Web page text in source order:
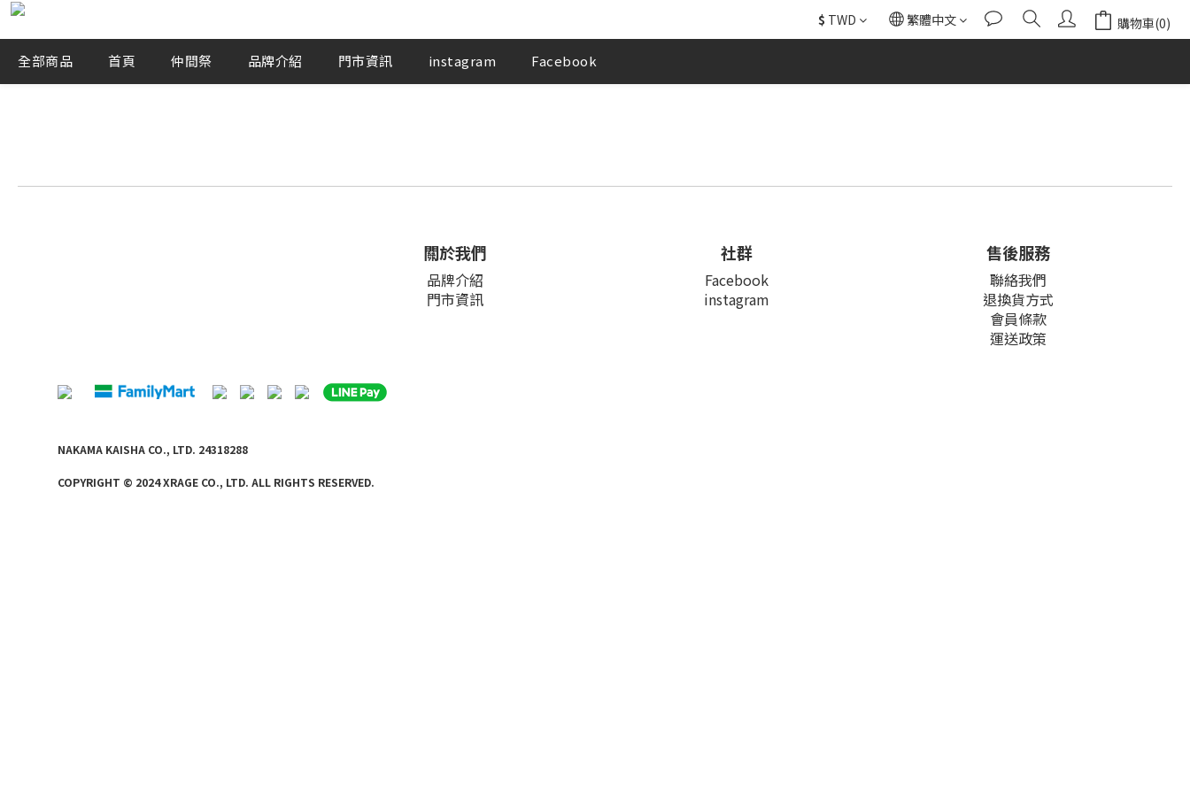
$ TWD 繁體中文 購物車(0)
全部商品 首頁 仲間祭 品牌介紹 門市資訊 instagram Facebook
關於我們
品牌介紹
門市資訊
社群
Facebook
instagram
售後服務
聯絡我們
退換貨方式
會員條款
運送政策
NAKAMA KAISHA CO., LTD. 24318288
COPYRIGHT © 2024 XRAGE CO., LTD. ALL RIGHTS RESERVED.